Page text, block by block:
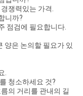
쟁력있는 가격.
니까?
점검에 필요합니다.
양은 논의할 필요가 있
.
청소하세요 것?
의 거리를 관내의 길